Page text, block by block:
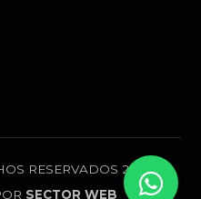
RESERVADOS 2026
SECTOR WEB